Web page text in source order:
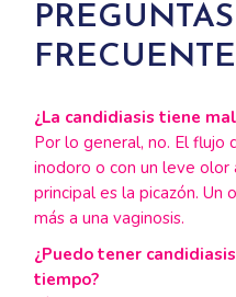
PREGUNTAS
¿La candidiasis tiene
Por lo general, no. El flujo
inodoro o con un leve olor
principal es la picazón. Un
más a una vaginosis.
¿Puedo tener
tiempo?